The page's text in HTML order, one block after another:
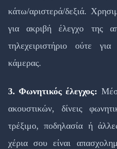
κάτω/αριστερά/δεξιά.
για ακριβή έλεγχο της
τηλεχειριστήριο ούτε
κάμερας.
3. Φωνητικός έλεγχος:
ακουστικών, δίνεις
τρέξιμο, ποδηλασία ή
χέρια σου είναι